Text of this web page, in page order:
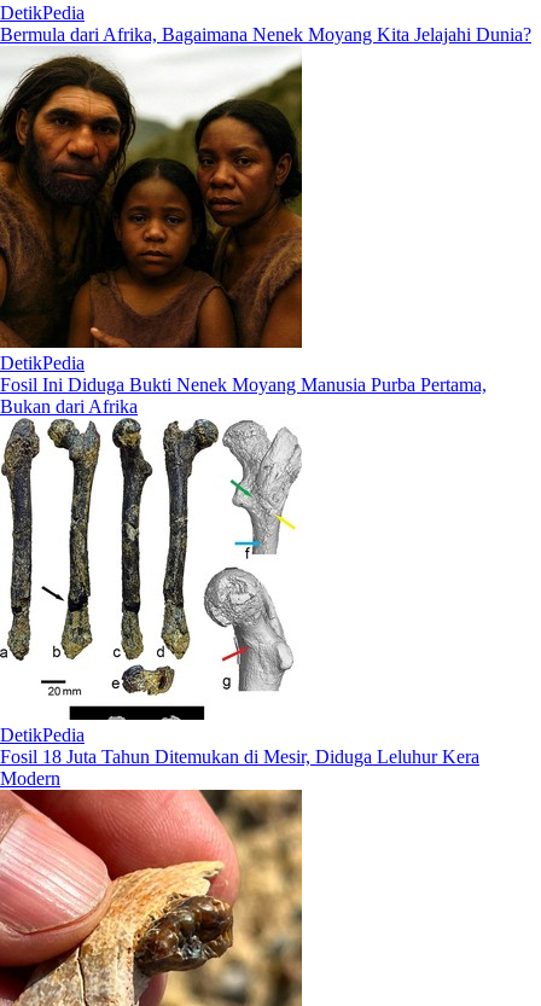
DetikPedia
Bermula dari Afrika, Bagaimana Nenek Moyang Kita Jelajahi Dunia?
DetikPedia
Fosil Ini Diduga Bukti Nenek Moyang Manusia Purba Pertama,
Bukan dari Afrika
DetikPedia
Fosil 18 Juta Tahun Ditemukan di Mesir, Diduga Leluhur Kera
Modern